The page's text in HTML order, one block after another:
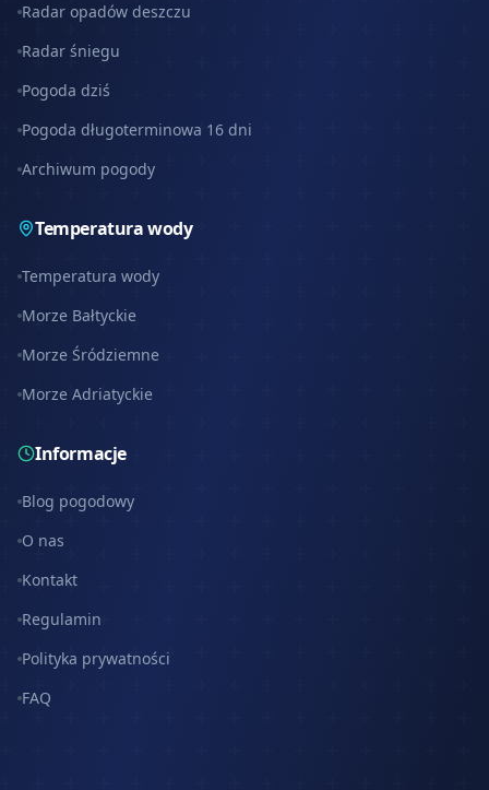
Radar opadów deszczu
Radar śniegu
Pogoda dziś
Pogoda długoterminowa 16 dni
Archiwum pogody
Temperatura wody
Temperatura wody
Morze Bałtyckie
Morze Śródziemne
Morze Adriatyckie
Informacje
Blog pogodowy
O nas
Kontakt
Regulamin
Polityka prywatności
FAQ